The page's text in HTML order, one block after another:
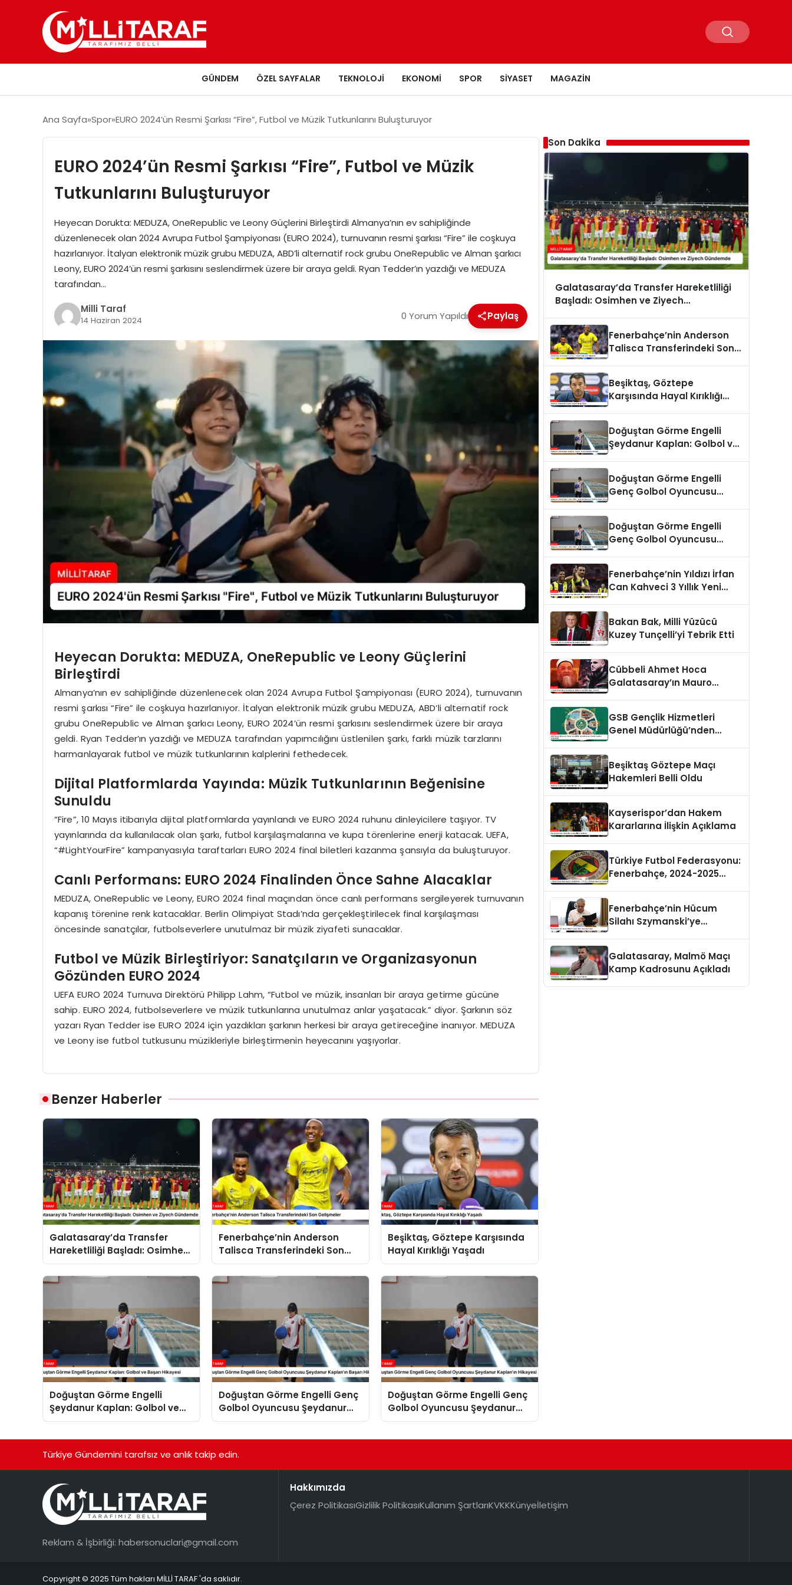
GÜNDEM ÖZEL SAYFALAR TEKNOLOJI EKONOMI SPOR SIYASET MAGAZIN
Ana Sayfa Spor EURO 2024’ün Resmi Şarkısı “Fire”, Futbol ve Müzik Tutkunlarını Buluşturuyor
EURO 2024’ün Resmi Şarkısı “Fire”, Futbol ve Müzik
Tutkunlarını Buluşturuyor
Heyecan Dorukta: MEDUZA, OneRepublic ve Leony Güçlerini Birleştirdi Almanya’nın ev sahipliğinde
düzenlenecek olan 2024 Avrupa Futbol Şampiyonası (EURO 2024), turnuvanın resmi şarkısı “Fire” ile coşkuya
hazırlanıyor. İtalyan elektronik müzik grubu MEDUZA, ABD’li alternatif rock grubu OneRepublic ve Alman şarkıcı
Leony, EURO 2024’ün resmi şarkısını seslendirmek üzere bir araya geldi. Ryan Tedder’ın yazdığı ve MEDUZA
tarafından…
Milli Taraf
14 Haziran 2024 0 Yorum Yapıldı Paylaş
Heyecan Dorukta: MEDUZA, OneRepublic ve Leony Güçlerini
Birleştirdi
Almanya’nın ev sahipliğinde düzenlenecek olan 2024 Avrupa Futbol Şampiyonası (EURO 2024), turnuvanın
resmi şarkısı “Fire” ile coşkuya hazırlanıyor. İtalyan elektronik müzik grubu MEDUZA, ABD’li alternatif rock
grubu OneRepublic ve Alman şarkıcı Leony, EURO 2024’ün resmi şarkısını seslendirmek üzere bir araya
geldi. Ryan Tedder’ın yazdığı ve MEDUZA tarafından yapımcılığını üstlenilen şarkı, farklı müzik tarzlarını
harmanlayarak futbol ve müzik tutkunlarının kalplerini fethedecek.
Dijital Platformlarda Yayında: Müzik Tutkunlarının Beğenisine
Sunuldu
“Fire”, 10 Mayıs itibarıyla dijital platformlarda yayınlandı ve EURO 2024 ruhunu dinleyicilere taşıyor. TV
yayınlarında da kullanılacak olan şarkı, futbol karşılaşmalarına ve kupa törenlerine enerji katacak. UEFA,
“#LightYourFire” kampanyasıyla taraftarları EURO 2024 final biletleri kazanma şansıyla da buluşturuyor.
Canlı Performans: EURO 2024 Finalinden Önce Sahne Alacaklar
MEDUZA, OneRepublic ve Leony, EURO 2024 final maçından önce canlı performans sergileyerek turnuvanın
kapanış törenine renk katacaklar. Berlin Olimpiyat Stadı’nda gerçekleştirilecek final karşılaşması
öncesinde sanatçılar, futbolseverlere unutulmaz bir müzik ziyafeti sunacaklar.
Futbol ve Müzik Birleştiriyor: Sanatçıların ve Organizasyonun
Gözünden EURO 2024
UEFA EURO 2024 Turnuva Direktörü Philipp Lahm, “Futbol ve müzik, insanları bir araya getirme gücüne
sahip. EURO 2024, futbolseverlere ve müzik tutkunlarına unutulmaz anlar yaşatacak.” diyor. Şarkının söz
yazarı Ryan Tedder ise EURO 2024 için yazdıkları şarkının herkesi bir araya getireceğine inanıyor. MEDUZA
ve Leony ise futbol tutkusunu müzikleriyle birleştirmenin heyecanını yaşıyorlar.
Benzer Haberler
Galatasaray’da Transfer
Hareketliliği Başladı: Osimhen
ve Ziyech Gündemde
Fenerbahçe’nin Anderson
Talisca Transferindeki Son
Gelişmeler
Beşiktaş, Göztepe Karşısında
Hayal Kırıklığı Yaşadı
Doğuştan Görme Engelli
Şeydanur Kaplan: Golbol ve
Başarı Hikayesi
Doğuştan Görme Engelli Genç
Golbol Oyuncusu Şeydanur
Kaplan’ın Başarı Hikayesi
Doğuştan Görme Engelli Genç
Golbol Oyuncusu Şeydanur
Kaplan’ın Hikayesi
Son Dakika
Galatasaray’da Transfer Hareketliliği
Başladı: Osimhen ve Ziyech
Fenerbahçe’nin Anderson
Talisca Transferindeki Son
Beşiktaş, Göztepe
Karşısında Hayal Kırıklığı
Doğuştan Görme Engelli
Şeydanur Kaplan: Golbol ve
Doğuştan Görme Engelli
Genç Golbol Oyuncusu
Doğuştan Görme Engelli
Genç Golbol Oyuncusu
Fenerbahçe’nin Yıldızı İrfan
Can Kahveci 3 Yıllık Yeni
Bakan Bak, Milli Yüzücü
Kuzey Tunçelli’yi Tebrik Etti
Cübbeli Ahmet Hoca
Galatasaray’ın Mauro
GSB Gençlik Hizmetleri
Genel Müdürlüğü’nden
Beşiktaş Göztepe Maçı
Hakemleri Belli Oldu
Kayserispor’dan Hakem
Kararlarına İlişkin Açıklama
Türkiye Futbol Federasyonu:
Fenerbahçe, 2024-2025
Fenerbahçe’nin Hücum
Silahı Szymanski’ye
Galatasaray, Malmö Maçı
Kamp Kadrosunu Açıkladı
Türkiye Gündemini tarafsız ve anlık takip edin.
Reklam & İşbirliği: habersonuclari@gmail.com
Hakkımızda
Çerez PolitikasıGizlilik PolitikasıKullanım ŞartlarıKVKKKünyeİletişim
Copyright © 2025 Tüm hakları MİLLİ TARAF 'da saklıdır.